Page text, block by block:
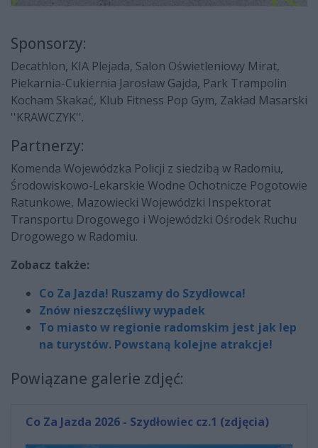
Sponsorzy:
Decathlon, KIA Plejada, Salon Oświetleniowy Mirat,
Piekarnia-Cukiernia Jarosław Gajda, Park Trampolin
Kocham Skakać, Klub Fitness Pop Gym, Zakład Masarski
''KRAWCZYK''.
Partnerzy:
Komenda Wojewódzka Policji z siedzibą w Radomiu,
Środowiskowo-Lekarskie Wodne Ochotnicze Pogotowie
Ratunkowe, Mazowiecki Wojewódzki Inspektorat
Transportu Drogowego i Wojewódzki Ośrodek Ruchu
Drogowego w Radomiu.
Zobacz także:
Co Za Jazda! Ruszamy do Szydłowca!
Znów nieszczęśliwy wypadek
To miasto w regionie radomskim jest jak lep
na turystów. Powstaną kolejne atrakcje!
Powiązane galerie zdjęć:
Co Za Jazda 2026 - Szydłowiec cz.1 (zdjęcia)